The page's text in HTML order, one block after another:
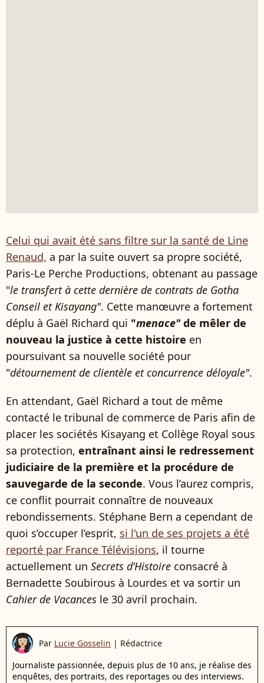
Celui qui avait été sans filtre sur la santé de Line
Renaud, a par la suite ouvert sa propre société,
Paris-Le Perche Productions, obtenant au passage
"le transfert à cette dernière de contrats de Gotha
Conseil et Kisayang". Cette manœuvre a fortement
déplu à Gaël Richard qui "menace"de mêler de
nouveau la justice à cette histoire en
poursuivant sa nouvelle société pour
"détournement de clientèle et concurrence déloyale".
En attendant, Gaël Richard a tout de même
contacté le tribunal de commerce de Paris afin de
placer les sociétés Kisayang et Collège Royal sous
sa protection, entraînant ainsi le redressement
judiciaire de la première et la procédure de
sauvegarde de la seconde. Vous l’aurez compris,
ce conflit pourrait connaître de nouveaux
rebondissements. Stéphane Bern a cependant de
quoi s’occuper l’esprit, si l'un de ses projets a été
reporté par France Télévisions, il tourne
actuellement un Secrets d’Histoire consacré à
Bernadette Soubirous à Lourdes et va sortir un
Cahier de Vacances le 30 avril prochain.
Par Lucie Gosselin | Rédactrice
Journaliste passionnée, depuis plus de 10 ans, je réalise des
enquêtes, des portraits, des reportages ou des interviews.